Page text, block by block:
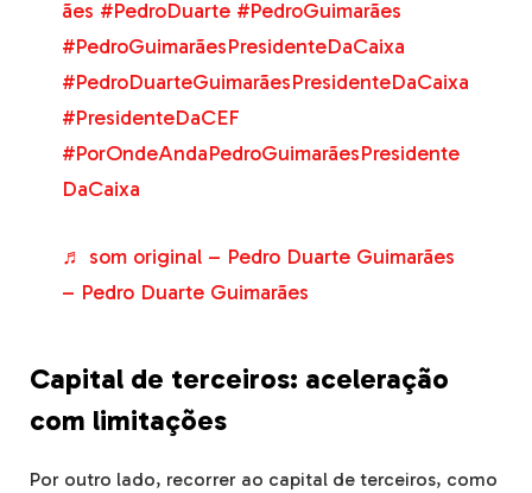
ães #PedroDuarte #PedroGuimarães
#PedroGuimarãesPresidenteDaCaixa
#PedroDuarteGuimarãesPresidenteDaCaixa
#PresidenteDaCEF
#PorOndeAndaPedroGuimarãesPresidente
DaCaixa
♬ som original – Pedro Duarte Guimarães
– Pedro Duarte Guimarães
Capital de terceiros: aceleração
com limitações
Por outro lado, recorrer ao capital de terceiros, como